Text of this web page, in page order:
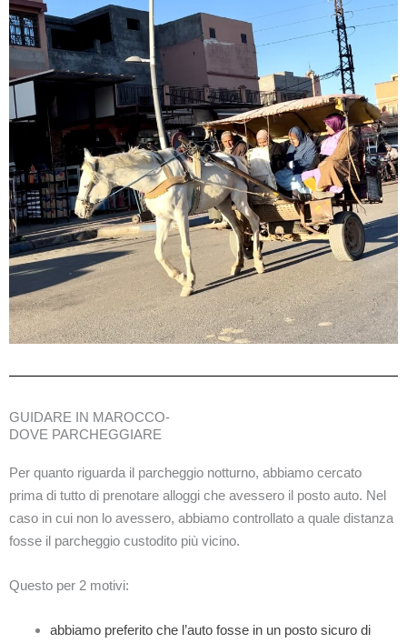
GUIDARE IN MAROCCO-
DOVE PARCHEGGIARE
Per quanto riguarda il parcheggio notturno, abbiamo cercato
prima di tutto di prenotare alloggi che avessero il posto auto. Nel
caso in cui non lo avessero, abbiamo controllato a quale distanza
fosse il parcheggio custodito più vicino.
Questo per 2 motivi:
abbiamo preferito che l’auto fosse in un posto sicuro di